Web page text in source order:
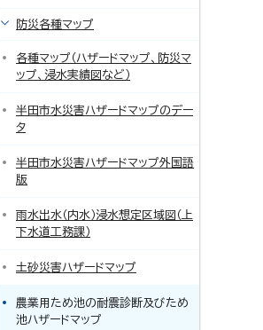
防災各種マップ
各種マップ（ハザードマップ、防災マ
ップ、浸水実績図など）
半田市水災害ハザードマップのデー
タ
半田市水災害ハザードマップ外国語
版
雨水出水（内水）浸水想定区域図（上
下水道工務課）
土砂災害ハザードマップ
農業用ため池の耐震診断及びため
池ハザードマップ